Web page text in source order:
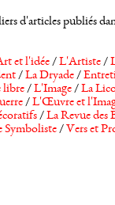
d'articles publiés
et l'idée/L'Artiste/
/La Dryade/
libre/L'Image/La
/L'Œuvre et
/La Revue des
Symboliste/ Vers et